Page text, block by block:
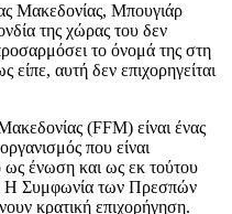
Μακεδονίας, Μπουγιάρ
της χώρας του δεν
το όνομά της στη
αυτή δεν επιχορηγείται
(FFM) είναι ένας
που είναι
ένωση και ως εκ τούτου
Η Συμφωνία των Πρεσπών
κρατική επιχορήγηση.